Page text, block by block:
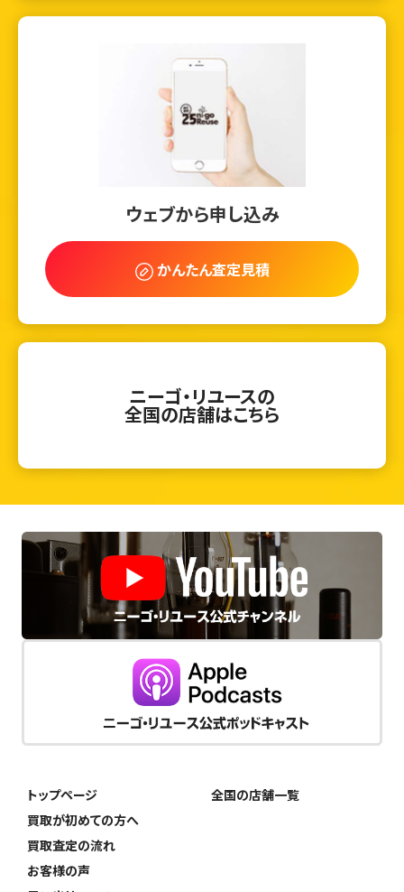
ウェブから申し込み
かんたん査定見積
ニーゴ・リユースの
全国の店舗はこちら
トップページ
買取が初めての方へ
買取査定の流れ
お客様の声
全国の店舗一覧